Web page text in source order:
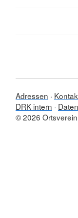
Adressen
DRK intern
© 2026